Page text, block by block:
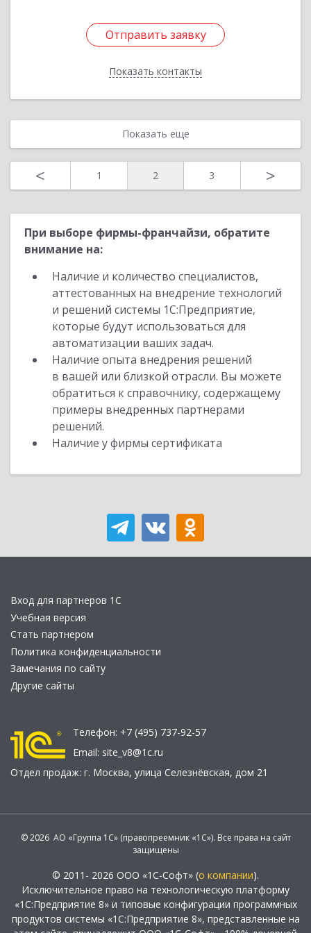
Отправить заявку
Показать контакты
Отправить заявку
Назад
Показать еще
< 1 2 3 >
При выборе фирмы-франчайзи, обратите
внимание на:
Наличие и количество специалистов,
аттестованных на внедрение технологий
и решений системы 1С:Предприятие,
которые будут использоваться для
автоматизации ваших задач.
Наличие опыта внедрения решений
в вашей или близкой отрасли. Вы можете
обратиться к справочнику, содержащему
примеры внедренных партнерами
решений.
Наличие у фирмы сертификата
Вход для партнеров 1С
Учебная версия
Стать партнером
Политика конфиденциальности
Замечания по сайту
Другие сайты
Телефон: +7 (495) 737-92-57
Email: site_v8@1c.ru
Отдел продаж: г. Москва, улица Селезнёвская, дом 21
© 2026 АО «Группа 1С» (правопреемник «1С»). Все права на сайт
защищены
© 2011- 2026 ООО «1С-Софт» (о компании).
Исключительное право на технологическую платформу
«1С:Предприятие 8» и типовые конфигурации программных
продуктов системы «1С:Предприятие 8», представленные на